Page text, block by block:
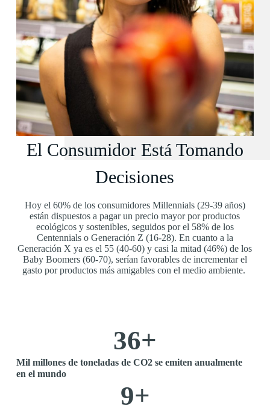
El Consumidor Está Tomando
Decisiones
Hoy el 60% de los consumidores Millennials (29-39 años)
están dispuestos a pagar un precio mayor por productos
ecológicos y sostenibles, seguidos por el 58% de los
Centennials o Generación Z (16-28). En cuanto a la
Generación X ya es el 55 (40-60) y casi la mitad (46%) de los
Baby Boomers (60-70), serían favorables de incrementar el
gasto por productos más amigables con el medio ambiente.
Mil millones de toneladas de CO2 se emiten anualmente
en el mundo
36+
9+